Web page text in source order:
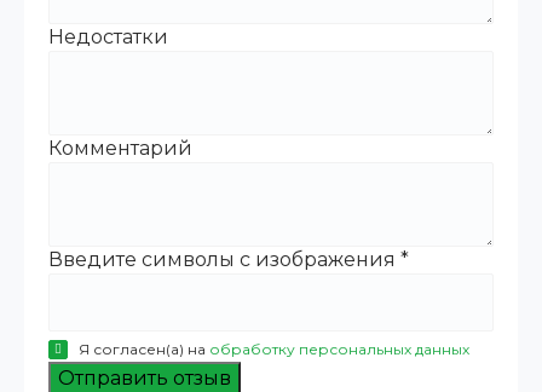
Недостатки
Комментарий
Введите символы с изображения *
Я согласен(а) на обработку персональных данных
Отправить отзыв